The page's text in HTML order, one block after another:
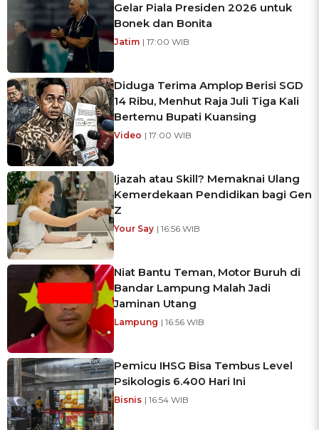
Gelar Piala Presiden 2026 untuk
Bonek dan Bonita
Jatim | 17:00 WIB
Diduga Terima Amplop Berisi SGD
14 Ribu, Menhut Raja Juli Tiga Kali
Bertemu Bupati Kuansing
Video | 17:00 WIB
Ijazah atau Skill? Memaknai Ulang
Kemerdekaan Pendidikan bagi Gen
Z
Your Say | 16:56 WIB
Niat Bantu Teman, Motor Buruh di
Bandar Lampung Malah Jadi
Jaminan Utang
Lampung | 16:56 WIB
Pemicu IHSG Bisa Tembus Level
Psikologis 6.400 Hari Ini
Bisnis | 16:54 WIB